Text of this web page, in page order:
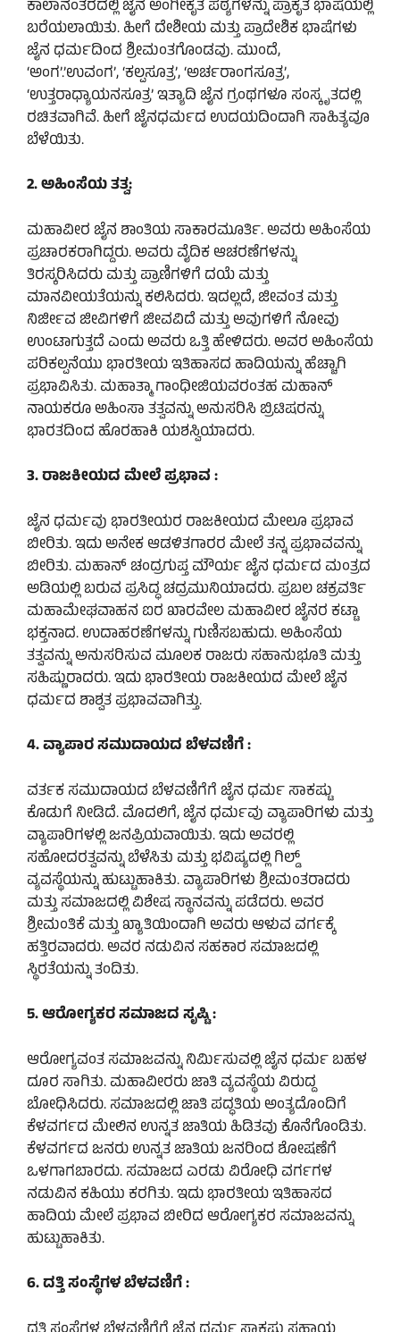
ಕಾಲಾನಂತರದಲ್ಲಿ ಜೈನ ಅಂಗೀಕೃತ ಪಠ್ಯಗಳನ್ನು ಪ್ರಾಕೃತ ಭಾಷೆಯಲ್ಲಿ
ಬರೆಯಲಾಯಿತು. ಹೀಗೆ ದೇಶೀಯ ಮತ್ತು ಪ್ರಾದೇಶಿಕ ಭಾಷೆಗಳು
ಜೈನ ಧರ್ಮದಿಂದ ಶ್ರೀಮಂತಗೊಂಡವು. ಮುಂದೆ,
‘ಅಂಗ’.’ಉವಂಗ’, ‘ಕಲ್ಪಸೂತ್ರ’, ‘ಅರ್ಚರಾಂಗಸೂತ್ರ’,
‘ಉತ್ತರಾಧ್ಯಾಯನಸೂತ್ರ’ ಇತ್ಯಾದಿ ಜೈನ ಗ್ರಂಥಗಳೂ ಸಂಸ್ಕೃತದಲ್ಲಿ
ರಚಿತವಾಗಿವೆ. ಹೀಗೆ ಜೈನಧರ್ಮದ ಉದಯದಿಂದಾಗಿ ಸಾಹಿತ್ಯವೂ
ಬೆಳೆಯಿತು.
2. ಅಹಿಂಸೆಯ ತತ್ವ:
ಮಹಾವೀರ ಜೈನ ಶಾಂತಿಯ ಸಾಕಾರಮೂರ್ತಿ. ಅವರು ಅಹಿಂಸೆಯ
ಪ್ರಚಾರಕರಾಗಿದ್ದರು. ಅವರು ವೈದಿಕ ಆಚರಣೆಗಳನ್ನು
ತಿರಸ್ಕರಿಸಿದರು ಮತ್ತು ಪ್ರಾಣಿಗಳಿಗೆ ದಯೆ ಮತ್ತು
ಮಾನವೀಯತೆಯನ್ನು ಕಲಿಸಿದರು. ಇದಲ್ಲದೆ, ಜೀವಂತ ಮತ್ತು
ನಿರ್ಜೀವ ಜೀವಿಗಳಿಗೆ ಜೀವವಿದೆ ಮತ್ತು ಅವುಗಳಿಗೆ ನೋವು
ಉಂಟಾಗುತ್ತದೆ ಎಂದು ಅವರು ಒತ್ತಿ ಹೇಳಿದರು. ಅವರ ಅಹಿಂಸೆಯ
ಪರಿಕಲ್ಪನೆಯು ಭಾರತೀಯ ಇತಿಹಾಸದ ಹಾದಿಯನ್ನು ಹೆಚ್ಚಾಗಿ
ಪ್ರಭಾವಿಸಿತು. ಮಹಾತ್ಮಾ ಗಾಂಧೀಜಿಯವರಂತಹ ಮಹಾನ್
ನಾಯಕರೂ ಅಹಿಂಸಾ ತತ್ವವನ್ನು ಅನುಸರಿಸಿ ಬ್ರಿಟಿಷರನ್ನು
ಭಾರತದಿಂದ ಹೊರಹಾಕಿ ಯಶಸ್ವಿಯಾದರು.
3. ರಾಜಕೀಯದ ಮೇಲೆ ಪ್ರಭಾವ :
ಜೈನ ಧರ್ಮವು ಭಾರತೀಯರ ರಾಜಕೀಯದ ಮೇಲೂ ಪ್ರಭಾವ
ಬೀರಿತು. ಇದು ಅನೇಕ ಆಡಳಿತಗಾರರ ಮೇಲೆ ತನ್ನ ಪ್ರಭಾವವನ್ನು
ಬೀರಿತು. ಮಹಾನ್ ಚಂದ್ರಗುಪ್ತ ಮೌರ್ಯ ಜೈನ ಧರ್ಮದ ಮಂತ್ರದ
ಅಡಿಯಲ್ಲಿ ಬರುವ ಪ್ರಸಿದ್ಧ ಚದ್ರಮುನಿಯಾದರು. ಪ್ರಬಲ ಚಕ್ರವರ್ತಿ
ಮಹಾಮೇಘವಾಹನ ಐರ ಖಾರವೇಲ ಮಹಾವೀರ ಜೈನರ ಕಟ್ಟಾ
ಭಕ್ತನಾದ. ಉದಾಹರಣೆಗಳನ್ನು ಗುಣಿಸಬಹುದು. ಅಹಿಂಸೆಯ
ತತ್ವವನ್ನು ಅನುಸರಿಸುವ ಮೂಲಕ ರಾಜರು ಸಹಾನುಭೂತಿ ಮತ್ತು
ಸಹಿಷ್ಣುರಾದರು. ಇದು ಭಾರತೀಯ ರಾಜಕೀಯದ ಮೇಲೆ ಜೈನ
ಧರ್ಮದ ಶಾಶ್ವತ ಪ್ರಭಾವವಾಗಿತ್ತು.
4. ವ್ಯಾಪಾರ ಸಮುದಾಯದ ಬೆಳವಣಿಗೆ :
ವರ್ತಕ ಸಮುದಾಯದ ಬೆಳವಣಿಗೆಗೆ ಜೈನ ಧರ್ಮ ಸಾಕಷ್ಟು
ಕೊಡುಗೆ ನೀಡಿದೆ. ಮೊದಲಿಗೆ, ಜೈನ ಧರ್ಮವು ವ್ಯಾಪಾರಿಗಳು ಮತ್ತು
ವ್ಯಾಪಾರಿಗಳಲ್ಲಿ ಜನಪ್ರಿಯವಾಯಿತು. ಇದು ಅವರಲ್ಲಿ
ಸಹೋದರತ್ವವನ್ನು ಬೆಳೆಸಿತು ಮತ್ತು ಭವಿಷ್ಯದಲ್ಲಿ ಗಿಲ್ಡ್
ವ್ಯವಸ್ಥೆಯನ್ನು ಹುಟ್ಟುಹಾಕಿತು. ವ್ಯಾಪಾರಿಗಳು ಶ್ರೀಮಂತರಾದರು
ಮತ್ತು ಸಮಾಜದಲ್ಲಿ ವಿಶೇಷ ಸ್ಥಾನವನ್ನು ಪಡೆದರು. ಅವರ
ಶ್ರೀಮಂತಿಕೆ ಮತ್ತು ಖ್ಯಾತಿಯಿಂದಾಗಿ ಅವರು ಆಳುವ ವರ್ಗಕ್ಕೆ
ಹತ್ತಿರವಾದರು. ಅವರ ನಡುವಿನ ಸಹಕಾರ ಸಮಾಜದಲ್ಲಿ
ಸ್ಥಿರತೆಯನ್ನು ತಂದಿತು.
5. ಆರೋಗ್ಯಕರ ಸಮಾಜದ ಸೃಷ್ಟಿ :
ಆರೋಗ್ಯವಂತ ಸಮಾಜವನ್ನು ನಿರ್ಮಿಸುವಲ್ಲಿ ಜೈನ ಧರ್ಮ ಬಹಳ
ದೂರ ಸಾಗಿತು. ಮಹಾವೀರರು ಜಾತಿ ವ್ಯವಸ್ಥೆಯ ವಿರುದ್ದ
ಬೋಧಿಸಿದರು. ಸಮಾಜದಲ್ಲಿ ಜಾತಿ ಪದ್ಧತಿಯ ಅಂತ್ಯದೊಂದಿಗೆ
ಕೆಳವರ್ಗದ ಮೇಲಿನ ಉನ್ನತ ಜಾತಿಯ ಹಿಡಿತವು ಕೊನೆಗೊಂಡಿತು.
ಕೆಳವರ್ಗದ ಜನರು ಉನ್ನತ ಜಾತಿಯ ಜನರಿಂದ ಶೋಷಣೆಗೆ
ಒಳಗಾಗಬಾರದು. ಸಮಾಜದ ಎರಡು ವಿರೋಧಿ ವರ್ಗಗಳ
ನಡುವಿನ ಕಹಿಯು ಕರಗಿತು. ಇದು ಭಾರತೀಯ ಇತಿಹಾಸದ
ಹಾದಿಯ ಮೇಲೆ ಪ್ರಭಾವ ಬೀರಿದ ಆರೋಗ್ಯಕರ ಸಮಾಜವನ್ನು
ಹುಟ್ಟುಹಾಕಿತು.
6. ದತ್ತಿ ಸಂಸ್ಥೆಗಳ ಬೆಳವಣಿಗೆ :